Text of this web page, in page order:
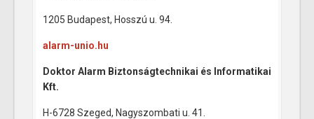
1205 Budapest, Hosszú u. 94.
alarm-unio.hu
Doktor Alarm Biztonságtechnikai és Informatikai
Kft.
H-6728 Szeged, Nagyszombati u. 41.